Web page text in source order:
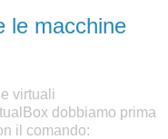
le macchine
virtuali
dobbiamo prima
il comando: